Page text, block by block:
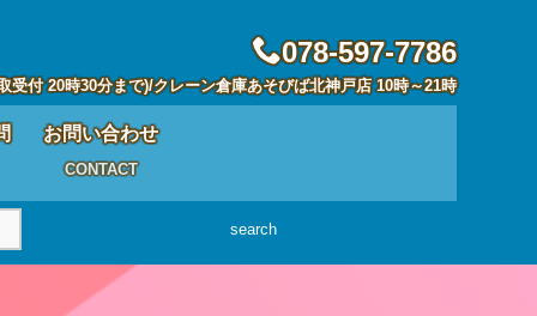
078-597-7786
受付 20時30分まで)/クレーン倉庫あそびば北神戸店 10時～21時
お問い合わせ
CONTACT
search